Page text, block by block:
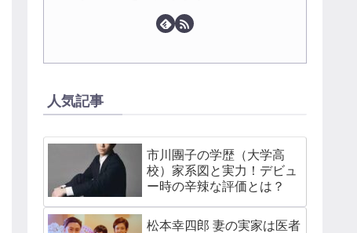
人気記事
市川團子の学歴（大学高
校）家系図と実力！デビュ
ー時の辛辣な評価とは？
松本幸四郎 妻の実家は医者